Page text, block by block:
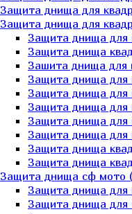
Защита днища для
Защита днища для
Защита днища для
Защита днища
Зашита днища для
Защита днища для
Защита днища для
Защита днища для
Защита днища для
Защита днища для
Защита днища
Защита днища
Защита днища сф мото
Защита днища для
Защита днища для